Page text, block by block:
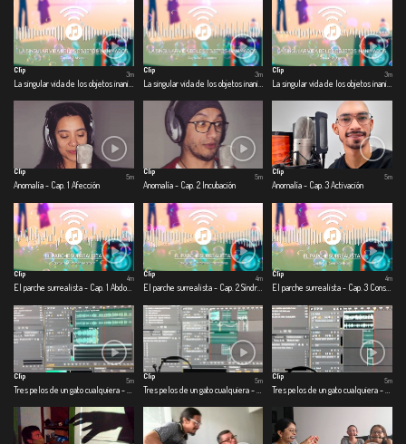
Clip
3m
Clip
La singular vida de los objetos inanimados - Cap. 2 Licuadora
3m
Clip
3m
Clip
Anomalía - Cap. 1 Afección
5m
Clip
Anomalía - Cap. 2 Incubación
5m
Clip
Anomalía - Cap. 3 Activación
5m
Clip
4m
Clip
El parche surrealista - Cap. 2 Síndrome de cuarentena
4m
Clip
4m
Clip
5m
Clip
5m
Clip
5m